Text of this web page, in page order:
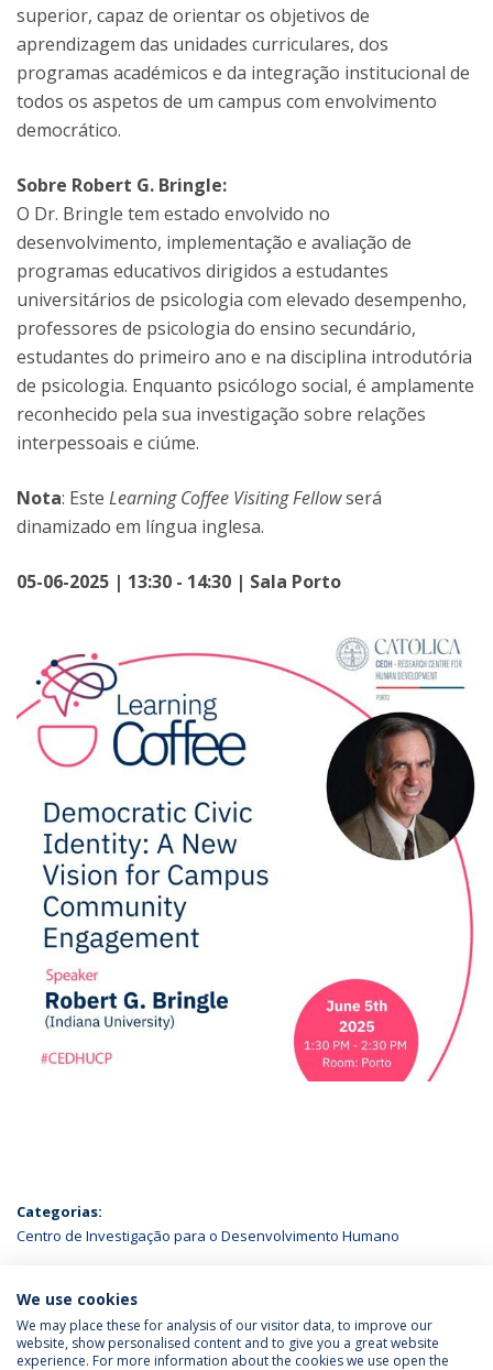
superior, capaz de orientar os objetivos de
aprendizagem das unidades curriculares, dos
programas académicos e da integração institucional de
todos os aspetos de um campus com envolvimento
democrático.
Sobre Robert G. Bringle:
O Dr. Bringle tem estado envolvido no
desenvolvimento, implementação e avaliação de
programas educativos dirigidos a estudantes
universitários de psicologia com elevado desempenho,
professores de psicologia do ensino secundário,
estudantes do primeiro ano e na disciplina introdutória
de psicologia. Enquanto psicólogo social, é amplamente
reconhecido pela sua investigação sobre relações
interpessoais e ciúme.
Nota: Este Learning Coffee Visiting Fellowserá
dinamizado em língua inglesa.
05-06-2025 | 13:30 - 14:30 | Sala Porto
Categorias:
Centro de Investigação para o Desenvolvimento Humano
ÚLTIMAS NOTÍCIAS
We use cookies
We may place these for analysis of our visitor data, to improve our
website, show personalised content and to give you a great website
experience. For more information about the cookies we use open the